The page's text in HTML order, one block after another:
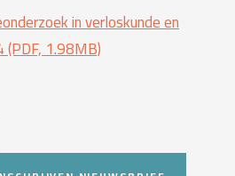
in verloskunde en
1.98MB)